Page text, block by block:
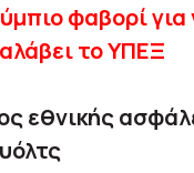
φαβορί για
το ΥΠΕΞ
εθνικής